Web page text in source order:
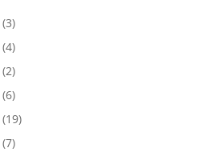
(3)
(4)
(2)
(6)
(19)
(7)